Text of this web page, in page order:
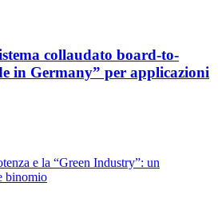
collaudato board-to-
in Germany” per applicazioni